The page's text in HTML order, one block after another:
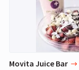
Movita Juice Bar